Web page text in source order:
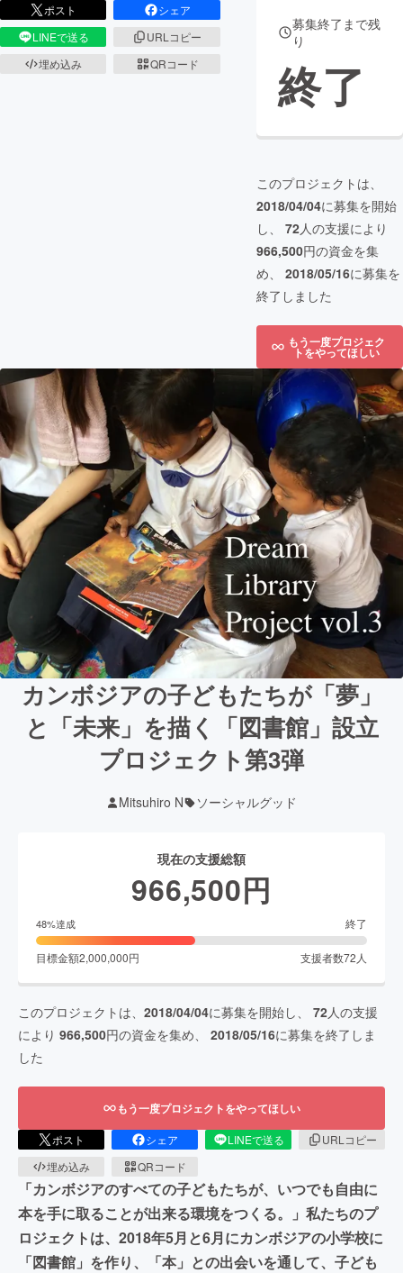
ポスト
シェア
LINEで送る
URLコピー
埋め込み
QRコード
募集終了まで残
り
終了
このプロジェクトは、
2018/04/04に募集を開始
し、 72人の支援により
966,500円の資金を集
め、 2018/05/16に募集を
終了しました
もう一度プロジェク
トをやってほしい
カンボジアの子どもたちが「夢」
と「未来」を描く「図書館」設立
プロジェクト第3弾
Mitsuhiro N ソーシャルグッド
現在の支援総額
966,500円
48%達成 終了
目標金額2,000,000円 支援者数72 人
このプロジェクトは、 2018/04/04に募集を開始し、 72人の支援
により 966,500円の資金を集め、 2018/05/16に募集を終了しま
した
もう一度プロジェクトをやってほしい
ポスト シェア LINEで送る
URLコピー
埋め込み
QRコード
「カンボジアのすべての子どもたちが、いつでも自由に
本を手に取ることが出来る環境をつくる。」私たちのプ
ロジェクトは、2018年5月と6月にカンボジアの小学校に
「図書館」を作り、「本」との出会いを通して、子ども